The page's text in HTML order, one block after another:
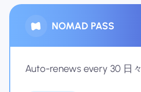
企業
NOMAD PASS
Auto-renews every 30 日々